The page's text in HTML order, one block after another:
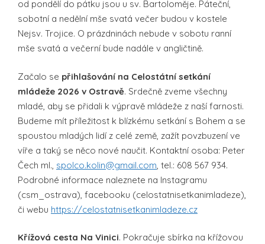
od pondělí do pátku jsou u sv. Bartoloměje. Páteční,
sobotní a nedělní mše svatá večer budou v kostele
Nejsv. Trojice. O prázdninách nebude v sobotu ranní
mše svatá a večerní bude nadále v angličtině.
Začalo se přihlašování na Celostátní setkání
mládeže 2026 v Ostravě. Srdečně zveme všechny
mladé, aby se přidali k výpravě mládeže z naší farnosti.
Budeme mít příležitost k blízkému setkání s Bohem a se
spoustou mladých lidí z celé země, zažít povzbuzení ve
víře a taký se něco nové naučit. Kontaktní osoba: Peter
Čech ml., spolco.kolin@gmail.com, tel.: 608 567 934.
Podrobné informace naleznete na Instagramu
(csm_ostrava), facebooku (celostatnisetkanimladeze),
či webu https://celostatnisetkanimladeze.cz
Křížová cesta Na Vinici. Pokračuje sbírka na křížovou